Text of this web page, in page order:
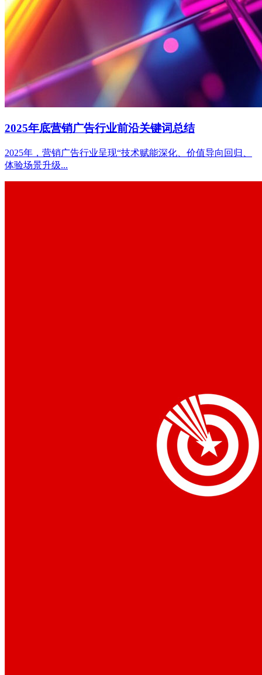
2025年底营销广告行业前沿关键词总结
2025年，营销广告行业呈现“技术赋能深化、价值导向回归、
体验场景升级...